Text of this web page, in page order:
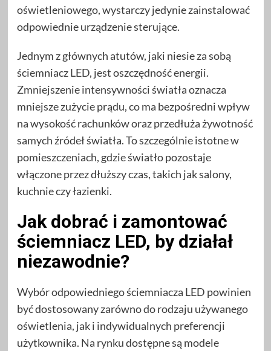
oświetleniowego, wystarczy jedynie zainstalować
odpowiednie urządzenie sterujące.
Jednym z głównych atutów, jaki niesie za sobą
ściemniacz LED, jest oszczędność energii.
Zmniejszenie intensywności światła oznacza
mniejsze zużycie prądu, co ma bezpośredni wpływ
na wysokość rachunków oraz przedłuża żywotność
samych źródeł światła. To szczególnie istotne w
pomieszczeniach, gdzie światło pozostaje
włączone przez dłuższy czas, takich jak salony,
kuchnie czy łazienki.
Jak dobrać i zamontować
ściemniacz LED, by działał
niezawodnie?
Wybór odpowiedniego ściemniacza LED powinien
być dostosowany zarówno do rodzaju używanego
oświetlenia, jak i indywidualnych preferencji
użytkownika. Na rynku dostępne są modele